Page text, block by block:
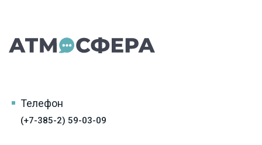
Телефон
(+7-385-2) 59-03-09